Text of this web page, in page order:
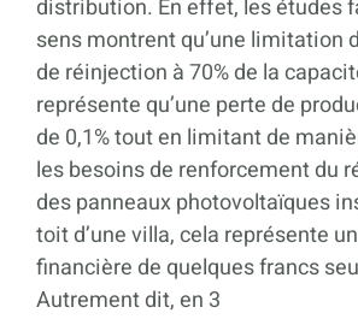
distribution. En effet, les études
sens montrent qu’une limitation
de réinjection à 70% de la
représente qu’une perte de
de 0,1% tout en limitant de
les besoins de renforcement du
des panneaux photovoltaïques
toit d’une villa, cela représente
financière de quelques francs
Autrement dit, en 3